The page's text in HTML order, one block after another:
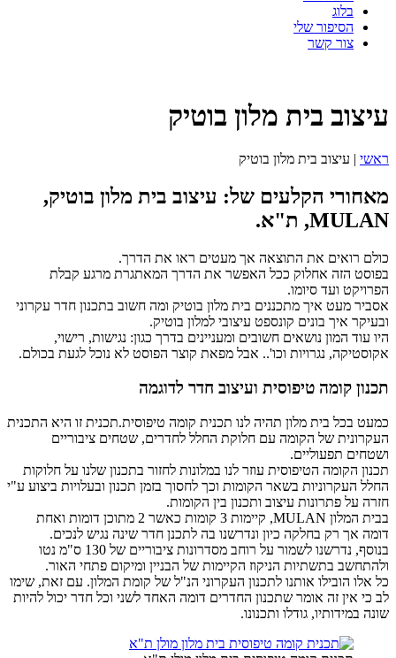
בלוג
הסיפור שלי
צור קשר
עיצוב בית מלון בוטיק
ראשי עיצוב בית מלון בוטיק
מאחורי הקלעים של: עיצוב בית מלון בוטיק,
MULAN, ת"א.
כולם רואים את התוצאה אך מעטים ראו את הדרך.
בפוסט הזה אחלוק ככל האפשר את הדרך המאתגרת מרגע קבלת
הפרויקט ועד סיומו.
אסביר מעט איך מתכננים בית מלון בוטיק ומה חשוב בתכנון חדר עקרוני
ובעיקר איך בונים קונספט עיצובי למלון בוטיק.
היו עוד המון נושאים חשובים ומעניינים בדרך כגון: נגישות, רישוי,
אקוסטיקה, נגרויות וכו'.. אבל מפאת קוצר הפוסט לא נוכל לגעת בכולם.
תכנון קומה טיפוסית ועיצוב חדר לדוגמה
כמעט בכל בית מלון תהיה לנו תכנית קומה טיפוסית.תכנית זו היא התכנית
העקרונית של הקומה עם חלוקת החלל לחדרים, שטחים ציבוריים
ושטחים תפעוליים.
תכנון הקומה הטיפוסית עוזר לנו במלונות לחזור בתכנון שלנו על חלוקות
החלל העקרוניות בשאר הקומות וכך לחסוך בזמן תכנון ובעלויות ביצוע ע"י
חזרה על פתרונות עיצוב ותכנון בין הקומות.
בבית המלון MULAN, קיימות 3 קומות כאשר 2 מתוכן דומות ואחת
דומה אך רק בחלקה כיון ונדרשנו בה לתכנן חדר שינה נגיש לנכים.
בנוסף, נדרשנו לשמור על רוחב מסדרונות ציבוריים של 130 ס"מ נטו
ולהתחשב בתשתיות הניקוז הקיימות של הבניין ומיקום פתחי האור.
כל אלו הובילו אותנו לתכנון העקרוני הנ"ל של קומת המלון. עם זאת, שימו
לב כי אין זה אומר שתכנון החדרים דומה האחד לשני וכל חדר יכול להיות
שונה במידותיו, גודלו ותכנונו.